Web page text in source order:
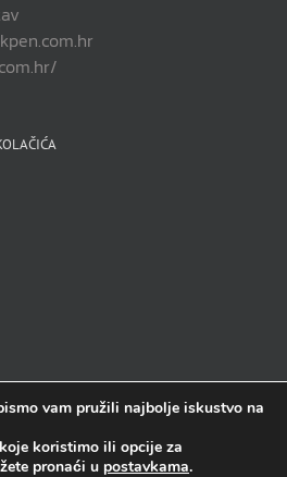
pridržana | Copyright 2014. - 2023.
vam pružili najbolje iskustvo na
koristimo ili opcije za
pronaći u postavkama.